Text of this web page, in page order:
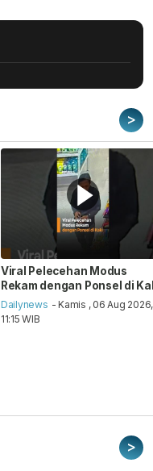
>
Viral Pelecehan Modus
Rekam dengan Ponsel di
Dailynews - Kamis , 06 Aug 2026,
11:15 WIB
>